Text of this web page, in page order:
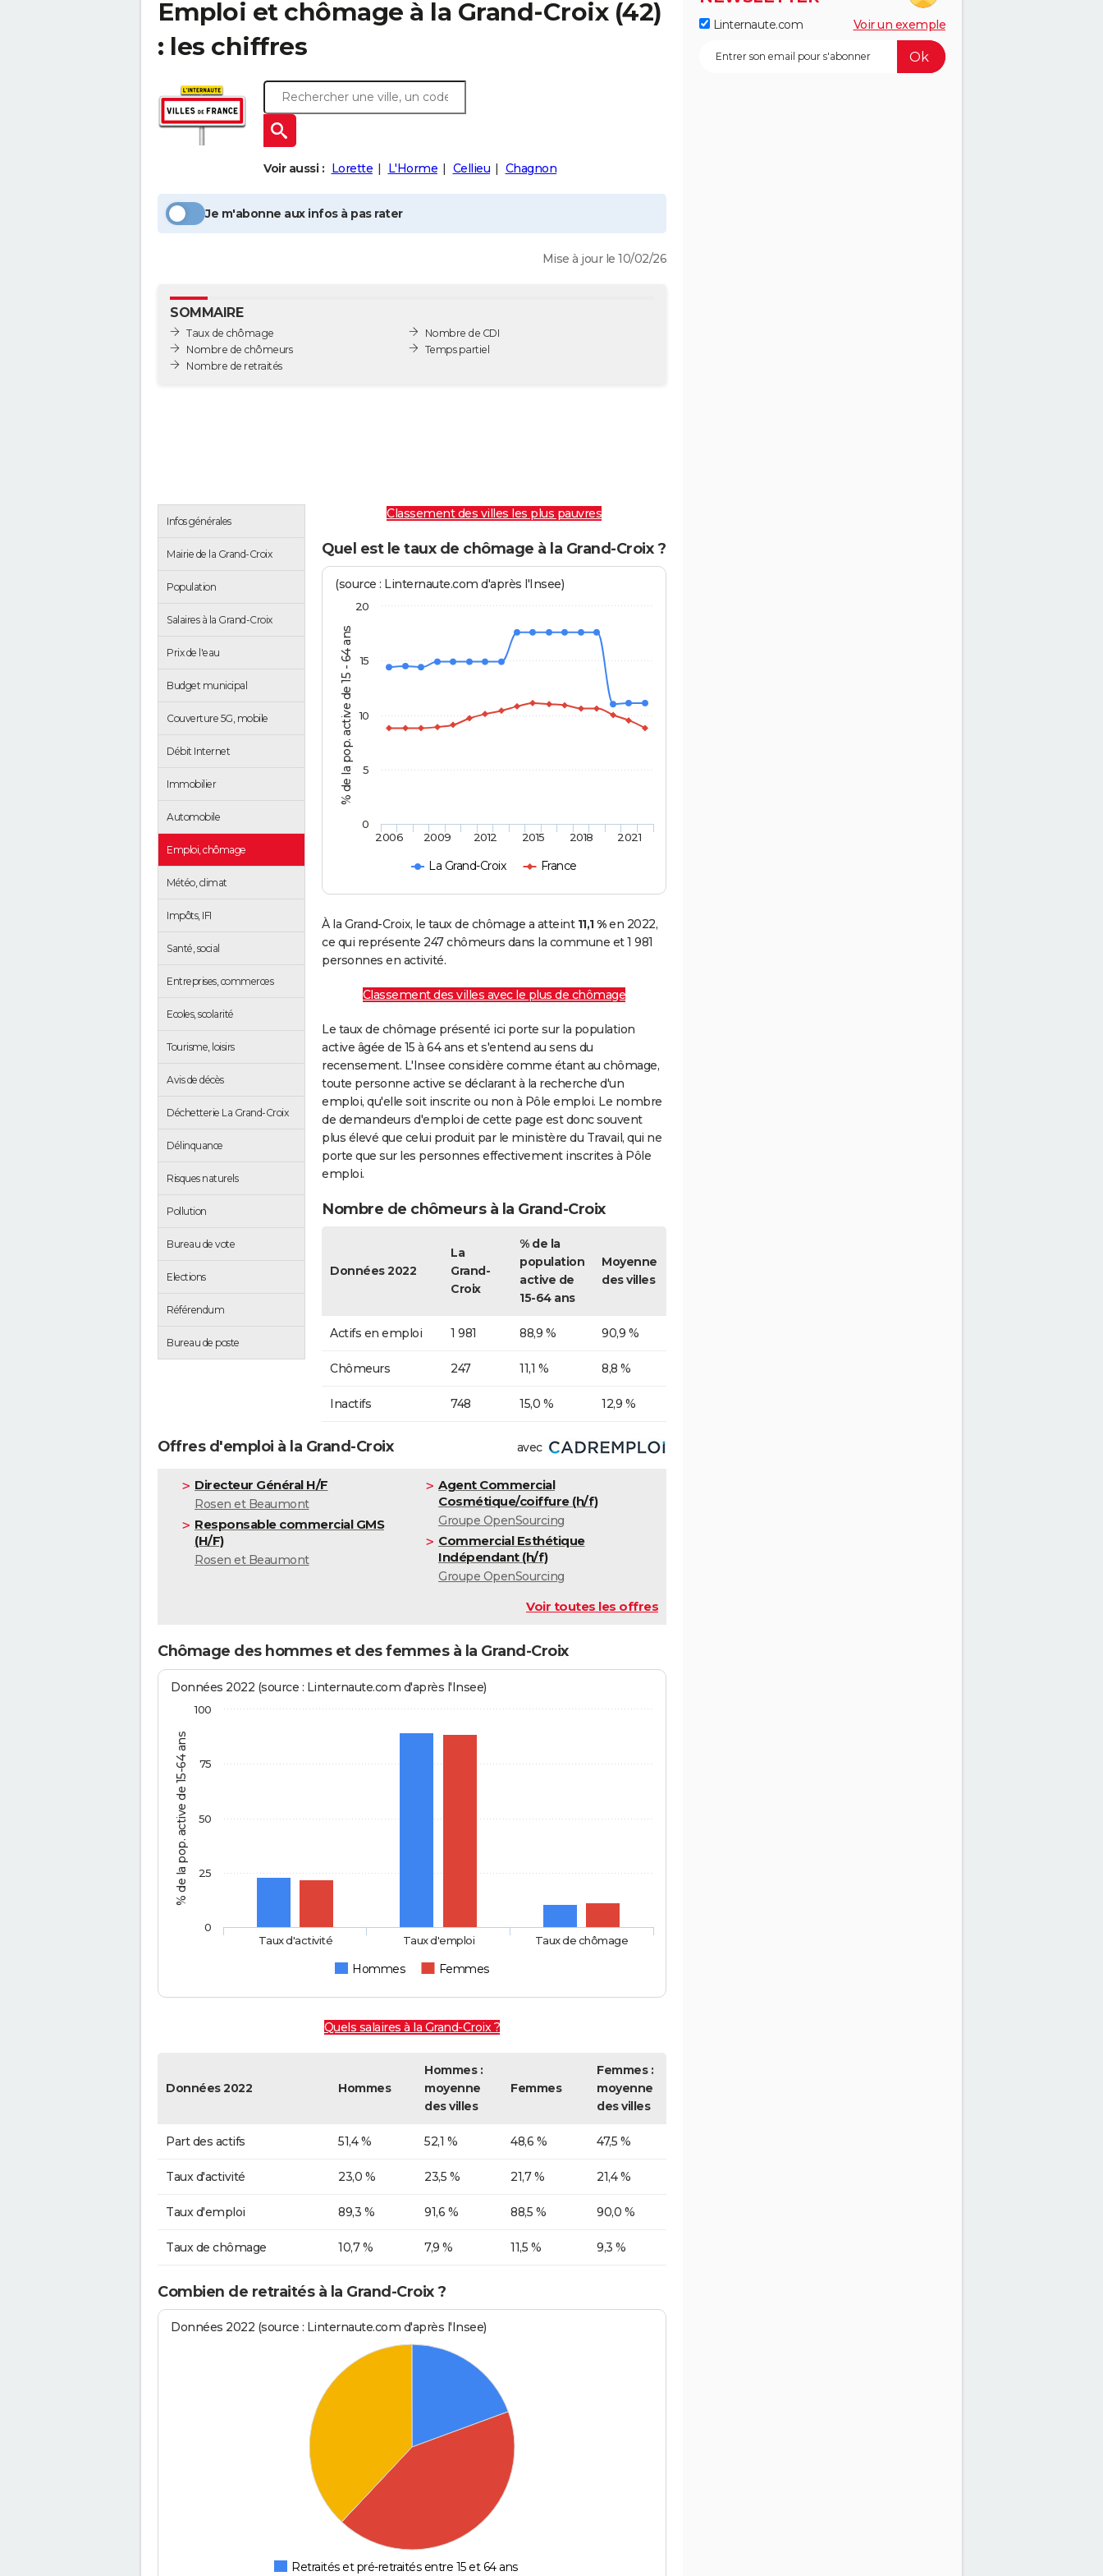
Emploi et chômage à la Grand-Croix(42)
: les chiffres
Voir aussi : Lorette L'Horme Cellieu Chagnon
Je m'abonne aux infos à pas rater
Mise à jour le 10/02/26
SOMMAIRE
Taux de chômage
Nombre de chômeurs
Nombre de retraités
Nombre de CDI
Temps partiel
Infos générales
Mairie de la Grand-Croix
Population
Salaires à la Grand-Croix
Prix de l'eau
Budget municipal
Couverture 5G, mobile
Débit Internet
Immobilier
Automobile
Emploi, chômage
Météo, climat
Impôts, IFI
Santé, social
Entreprises, commerces
Ecoles, scolarité
Tourisme, loisirs
Avis de décès
Déchetterie La Grand-Croix
Délinquance
Risques naturels
Pollution
Bureau de vote
Elections
Référendum
Bureau de poste
Classement des villes les plus pauvres
Quel est le taux de chômage à la Grand-Croix ?
% de la pop. active de 15 - 64 ans
(source : Linternaute.com d'après l'Insee)
La Grand-Croix France
2006 2009 2012 2015 2018 2021
0
5
10
15
20
À la Grand-Croix, le taux de chômage a atteint 11,1 %en 2022,
ce qui représente 247 chômeurs dans la commune et 1 981
personnes en activité.
Classement des villes avec le plus de chômage
Le taux de chômage présenté ici porte sur la population
active âgée de 15 à 64 ans et s'entend au sens du
recensement. L'Insee considère comme étant au chômage,
toute personne active se déclarant à la recherche d'un
emploi, qu'elle soit inscrite ou non à Pôle emploi. Le nombre
de demandeurs d'emploi de cette page est donc souvent
plus élevé que celui produit par le ministère du Travail, qui ne
porte que sur les personnes effectivement inscrites à Pôle
emploi.
Nombre de chômeurs à la Grand-Croix
Données 2022
La
Grand-
Croix
% de la
population
active de
15-64 ans
Moyenne
des villes
Actifs en emploi 1 981 88,9 % 90,9 %
Chômeurs 247 11,1 % 8,8 %
Inactifs 748 15,0 % 12,9 %
Offres d'emploi à la Grand-Croix avec
Directeur Général H/F
Rosen et Beaumont
Responsable commercial GMS
(H/F)
Rosen et Beaumont
Agent Commercial
Cosmétique/coiffure (h/f)
Groupe OpenSourcing
Commercial Esthétique
Indépendant (h/f)
Groupe OpenSourcing
Voir toutes les offres
Chômage des hommes et des femmes à la Grand-Croix
% de la pop. active de 15-64 ans
Données 2022 (source : Linternaute.com d'après l'Insee)
Hommes Femmes
Taux d'activité Taux d'emploi Taux de chômage
0
25
50
75
100
Quels salaires à la Grand-Croix ?
Données 2022 Hommes
Hommes :
moyenne
des villes
Femmes
Femmes :
moyenne
des villes
Part des actifs 51,4 % 52,1 % 48,6 % 47,5 %
Taux d'activité 23,0 % 23,5 % 21,7 % 21,4 %
Taux d'emploi 89,3 % 91,6 % 88,5 % 90,0 %
Taux de chômage 10,7 % 7,9 % 11,5 % 9,3 %
Combien de retraités à la Grand-Croix ?
Données 2022 (source : Linternaute.com d'après l'Insee)
Retraités et pré-retraités entre 15 et 64 ans
Linternaute.com Voir un exemple